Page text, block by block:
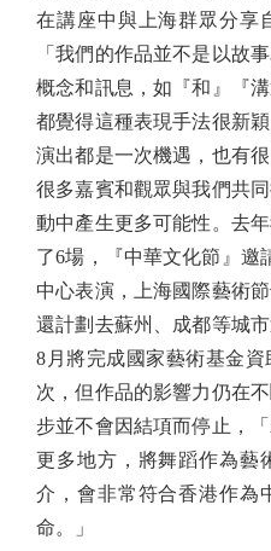
在講座中與上海群眾分享
「我們的作品並不是以故
概念和訊息，如『和』『
都覺得這種表現手法很新
演出都是一次機遇，也有
很多嘉賓和觀眾與我們共
動中產生更多可能性。去
了6場，『中華文化節』邀
中心表演，上海國際藝術
還計劃去蘇州、成都等城
8月將完成國家藝術基金
次，但作品的影響力仍在
步並不會因結項而停止，
更多地方，將舞蹈作為藝
介，會非常符合香港作為
命。」